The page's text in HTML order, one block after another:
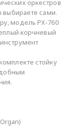
оркестров
выбираете сами.
модель PX-760
корчневый
стойку